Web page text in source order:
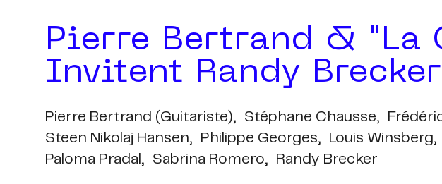
Pierre Bertrand & "la
Invitent Randy Brecker
Pierre Bertrand (guitariste), Stéphane Chausse,
Steen Nikolaj Hansen,
Philippe Georges, Louis Winsberg,
Paloma Pradal,
Sabrina Romero, Randy Brecker